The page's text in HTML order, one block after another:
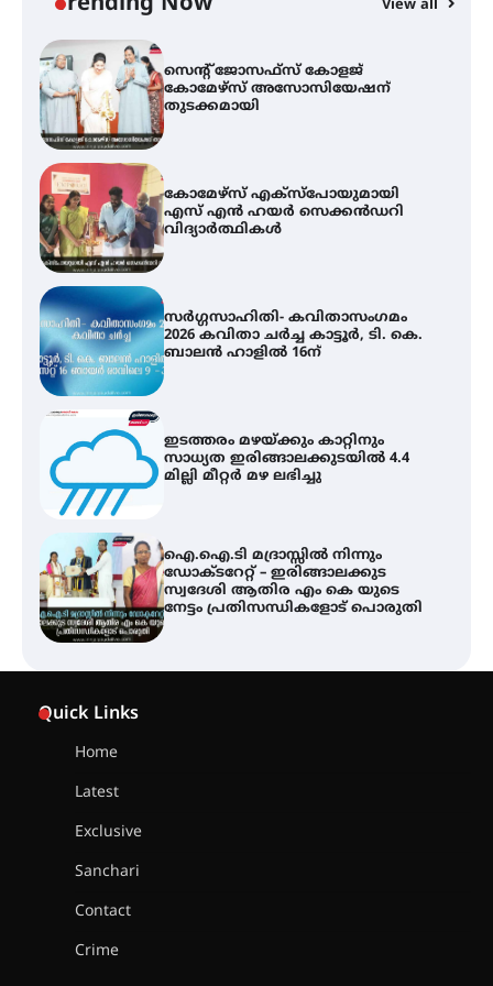
View all
കോമേഴ്സ് എക്സ്പോയുമായി
എസ് എൻ ഹയർ സെക്കൻഡറി
വിദ്യാർത്ഥികൾ
സർഗ്ഗസാഹിതി- കവിതാസംഗമം
2026 കവിതാ ചർച്ച കാട്ടൂർ, ടി. കെ.
ബാലൻ ഹാളിൽ 16ന്
ഇടത്തരം മഴയ്ക്കും കാറ്റിനും
സാധ്യത ഇരിങ്ങാലക്കുടയിൽ 4.4
മില്ലി മീറ്റർ മഴ ലഭിച്ചു
ഐ.ഐ.ടി മദ്രാസ്സിൽ നിന്നും
ഡോക്ടറേറ്റ് – ഇരിങ്ങാലക്കുട
സ്വദേശി ആതിര എം കെ യുടെ
നേട്ടം പ്രതിസന്ധികളോട് പൊരുതി
ട്യുണീഷ്യൻ ചിത്രം ” ദി വോയിസ്
ഓഫ് ഹിന്ദ് റജബ് ” ഇരിങ്ങാലക്കുട
ഫിലിം സൊസൈറ്റി ആഗസ്റ്റ് 7
വെള്ളിയാഴ്ച സ്‌ക്രീൻ ചെയ്യുന്നു
Quick Links
Home
Latest
Exclusive
Sanchari
Contact
Crime